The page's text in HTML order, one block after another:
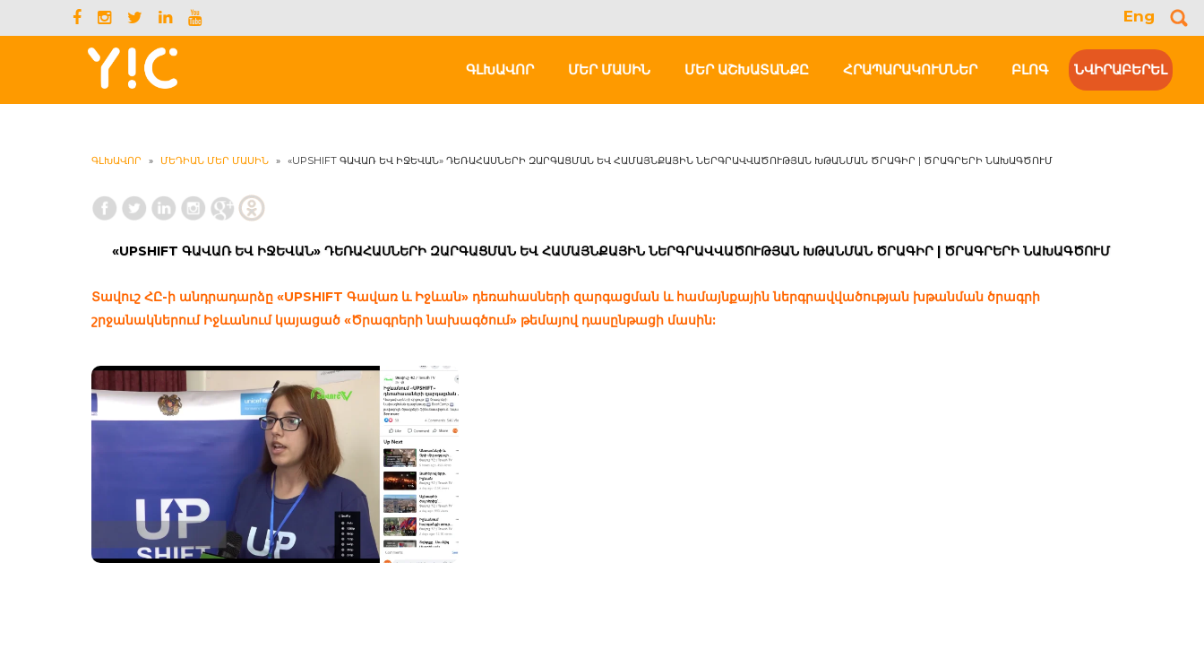
Eng
ԳԼԽԱՎՈՐ ՄԵՐ ՄԱՍԻՆ ՄԵՐ ԱՇԽԱՏԱՆՔԸ ՀՐԱՊԱՐԱԿՈՒՄՆԵՐ ԲԼՈԳ ՆՎԻՐԱԲԵՐԵԼ
ԳԼԽԱՎՈՐ » ՄԵԴԻԱՆ ՄԵՐ ՄԱՍԻՆ » «UPSHIFT ԳԱՎԱՌ ԵՎ ԻՋԵՎԱՆ» ԴԵՌԱՀԱՍՆԵՐԻ ԶԱՐԳԱՑՄԱՆ ԵՎ ՀԱՄԱՅՆՔԱՅԻՆ ՆԵՐԳՐԱՎՎԱԾՈՒԹՅԱՆ ԽԹԱՆՄԱՆ ԾՐԱԳԻՐ | ԾՐԱԳՐԵՐԻ ՆԱԽԱԳԾՈՒՄ
«UPSHIFT ԳԱՎԱՌ ԵՎ ԻՋԵՎԱՆ» ԴԵՌԱՀԱՍՆԵՐԻ ԶԱՐԳԱՑՄԱՆ ԵՎ ՀԱՄԱՅՆՔԱՅԻՆ ՆԵՐԳՐԱՎՎԱԾՈՒԹՅԱՆ ԽԹԱՆՄԱՆ ԾՐԱԳԻՐ | ԾՐԱԳՐԵՐԻ ՆԱԽԱԳԾՈՒՄ
Տավուշ ՀԸ-ի անդրադարձը «UPSHIFT Գավառ և Իջևան» դեռահասների զարգացման և համայնքային ներգրավվածության խթանման ծրագրի
շրջանակներում Իջևանում կայացած «Ծրագրերի նախագծում» թեմայով դասընթացի մասին: